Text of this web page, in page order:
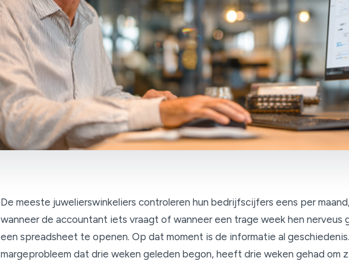
De meeste juwelierswinkeliers controleren hun bedrijfscijfers eens per
wanneer de accountant iets vraagt of wanneer een trage week hen nerveus
een spreadsheet te openen. Op dat moment is de informatie al
margeprobleem dat drie weken geleden begon, heeft drie weken gehad om